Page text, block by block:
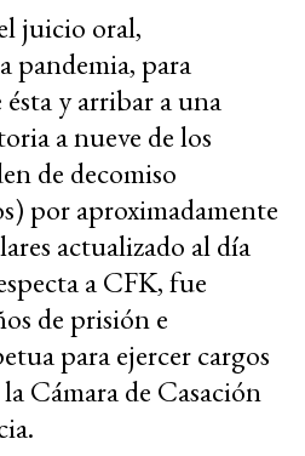
juicio oral,
para
y arribar a una
a nueve de los
de decomiso
por aproximadamente
actualizado al día
a CFK, fue
de prisión e
para ejercer cargos
Cámara de Casación